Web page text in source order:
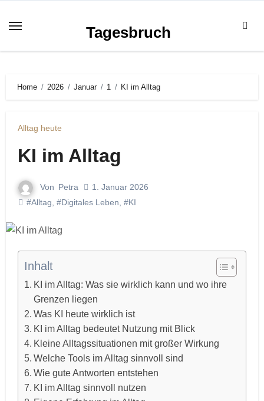
Inhalt
Tagesbruch
Home 2026 Januar 1 KI im Alltag
Alltag heute
KI im Alltag
Von Petra
1. Januar 2026
#Alltag #Digitales Leben #KI
Inhalt
KI im Alltag: Was sie wirklich kann und wo ihre
Grenzen liegen
Was KI heute wirklich ist
KI im Alltag bedeutet Nutzung mit Blick
Kleine Alltagssituationen mit großer Wirkung
Welche Tools im Alltag sinnvoll sind
Wie gute Antworten entstehen
KI im Alltag sinnvoll nutzen